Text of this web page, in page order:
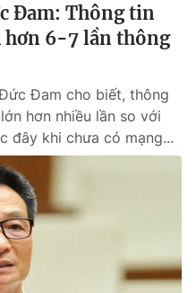
Đam: Thông tin
hơn 6-7 lần thông
Đam cho biết, thông
hơn nhiều lần so với
đây khi chưa có mạng...